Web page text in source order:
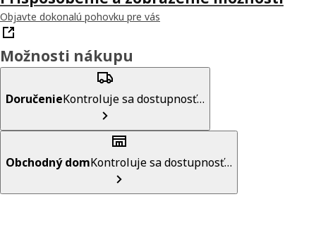
Objavte dokonalú pohovku pre vás
Možnosti nákupu
DoručenieKontroluje sa dostupnosť…
Obchodný domKontroluje sa dostupnosť…